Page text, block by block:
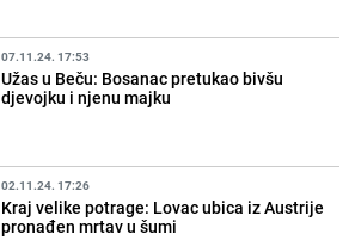
07.11.24. 17:53
Užas u Beču: Bosanac pretukao bivšu
djevojku i njenu majku
02.11.24. 17:26
Kraj velike potrage: Lovac ubica iz Austrije
pronađen mrtav u šumi